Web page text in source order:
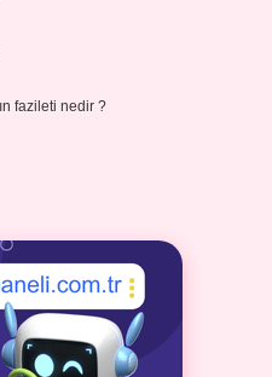
fazileti nedir ?